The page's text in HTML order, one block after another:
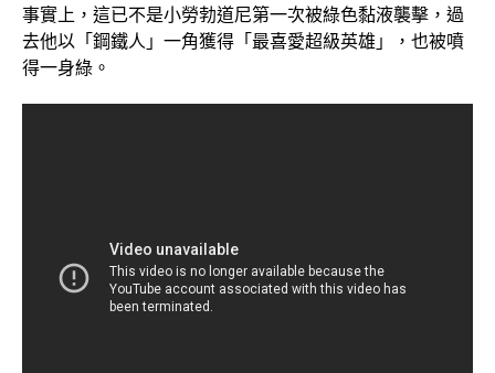
事實上，這已不是小勞勃道尼第一次被綠色黏液襲擊，過
去他以「鋼鐵人」一角獲得「最喜愛超級英雄」，也被噴
得一身綠。